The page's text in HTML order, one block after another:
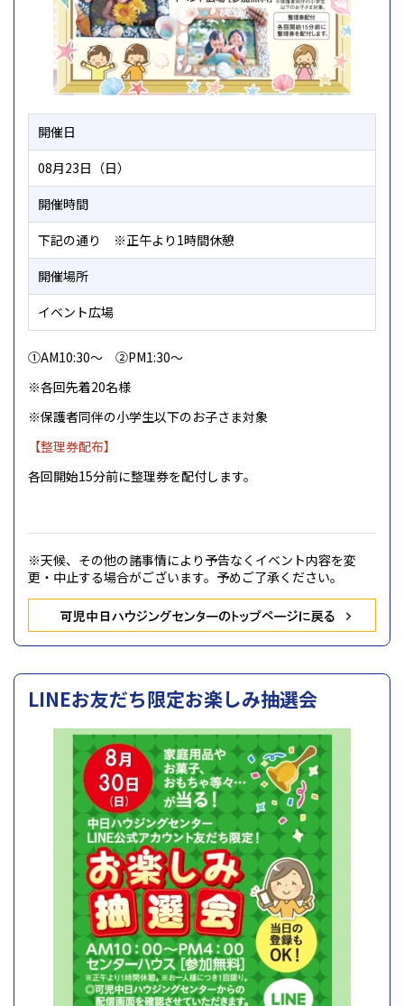
開催日
08月23日（日）
開催時間
下記の通り ※正午より1時間休憩
開催場所
イベント広場
①AM10:30～ ②PM1:30～
※各回先着20名様
※保護者同伴の小学生以下のお子さま対象
【整理券配布】
各回開始15分前に整理券を配付します。
※天候、その他の諸事情により予告なくイベント内容を変
更・中止する場合がございます。予めご了承ください。
LINEお友だち限定お楽しみ抽選会